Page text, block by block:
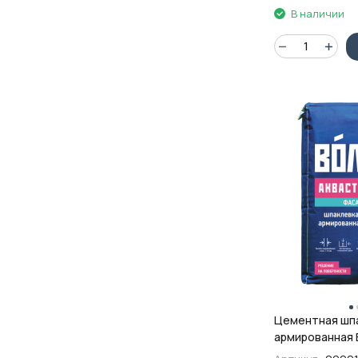
В наличии
Цементная
армированная
Аквастандарт,